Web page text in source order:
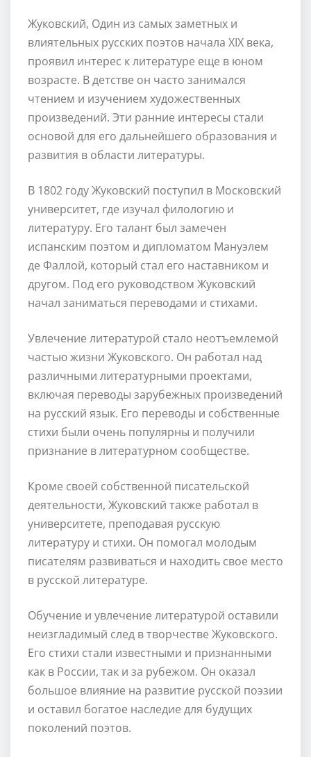
Жуковский, Один из самых заметных и
влиятельных русских поэтов начала XIX века,
проявил интерес к литературе еще в юном
возрасте. В детстве он часто занимался
чтением и изучением художественных
произведений. Эти ранние интересы стали
основой для его дальнейшего образования и
развития в области литературы.
В 1802 году Жуковский поступил в Московский
университет, где изучал филологию и
литературу. Его талант был замечен
испанским поэтом и дипломатом Мануэлем
де Фаллой, который стал его наставником и
другом. Под его руководством Жуковский
начал заниматься переводами и стихами.
Увлечение литературой стало неотъемлемой
частью жизни Жуковского. Он работал над
различными литературными проектами,
включая переводы зарубежных произведений
на русский язык. Его переводы и собственные
стихи были очень популярны и получили
признание в литературном сообществе.
Кроме своей собственной писательской
деятельности, Жуковский также работал в
университете, преподавая русскую
литературу и стихи. Он помогал молодым
писателям развиваться и находить свое место
в русской литературе.
Обучение и увлечение литературой оставили
неизгладимый след в творчестве Жуковского.
Его стихи стали известными и признанными
как в России, так и за рубежом. Он оказал
большое влияние на развитие русской поэзии
и оставил богатое наследие для будущих
поколений поэтов.